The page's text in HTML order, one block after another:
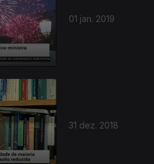
01 jan. 2019
31 dez. 2018